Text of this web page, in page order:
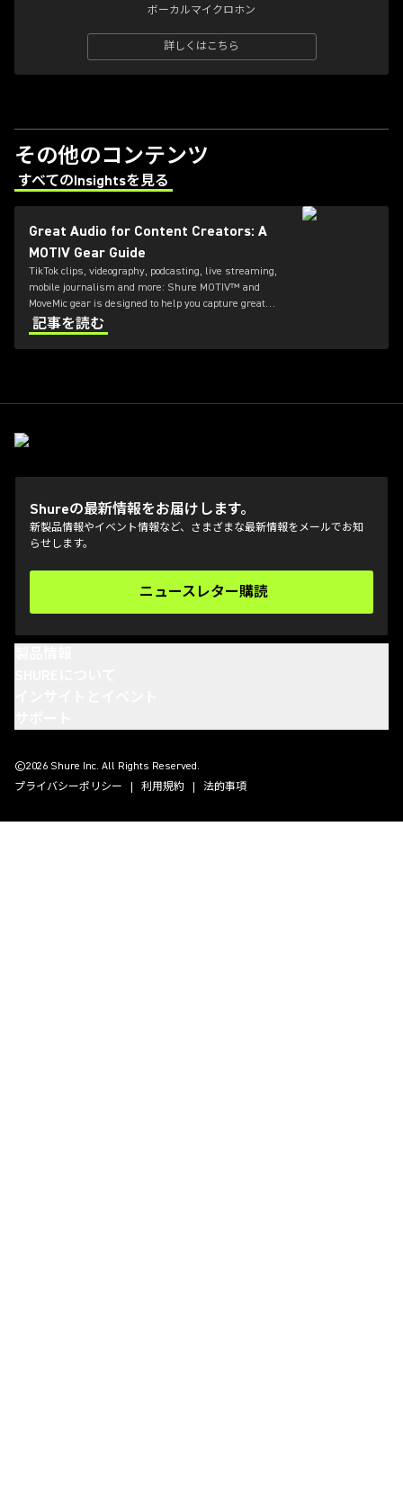
ボーカルマイクロホン
詳しくはこちら
その他のコンテンツ
すべてのInsightsを見る
(Opens in a new tab)
Great Audio for Content Creators: A
MOTIV Gear Guide
TikTok clips, videography, podcasting, live streaming,
mobile journalism and more: Shure MOTIV™ and
MoveMic gear is designed to help you capture great
audio no matter what type of content you’re creating.
Find out which mic, interface and receiver is right for
you.
記事を読む
Shureの最新情報をお届けします。
新製品情報やイベント情報など、さまざまな最新情報をメールでお知
らせします。
ニュースレター購読
(Opens in a new tab)
©2026 Shure Inc. All Rights Reserved.
プライバシーポリシー
利用規約 法的事項